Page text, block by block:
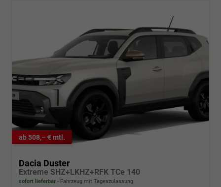
ab 508,– € mtl.
Dacia Duster
Extreme SHZ+LKHZ+RFK TCe 140
sofort lieferbar Fahrzeug mit Tageszulassung